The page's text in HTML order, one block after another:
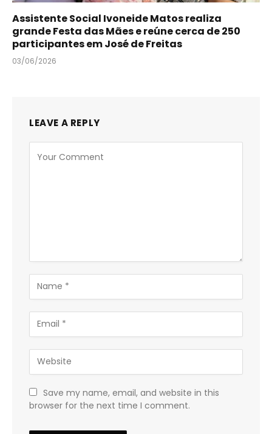
Assistente Social Ivoneide Matos realiza
grande Festa das Mães e reúne cerca de 250
participantes em José de Freitas
03/06/2026
LEAVE A REPLY
Save my name, email, and website in this
browser for the next time I comment.